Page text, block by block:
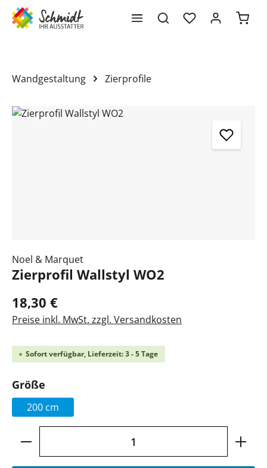
springen
Wandgestaltung Zierprofile
Bildergalerie überspringen
Noel & Marquet
Zierprofil Wallstyl WO2
18,30 €
Preise inkl. MwSt. zzgl. Versandkosten
Sofort verfügbar, Lieferzeit: 3 - 5 Tage
Größe
200 cm
Produkt Anzahl: Gib den gewünschten